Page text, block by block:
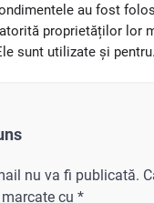
au fost
proprietăților lor
sunt utilizate și
nu va fi publicată.
cu *